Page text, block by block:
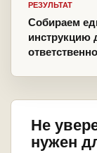
РЕЗУЛЬТАТ
Собираем
инструкцию
Не
нужен